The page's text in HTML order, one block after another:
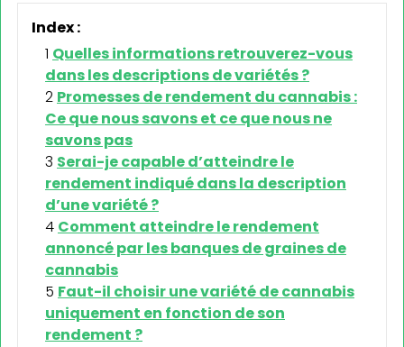
Index :
Quelles informations retrouverez-vous
dans les descriptions de variétés ?
Promesses de rendement du cannabis :
Ce que nous savons et ce que nous ne
savons pas
Serai-je capable d’atteindre le
rendement indiqué dans la description
d’une variété ?
Comment atteindre le rendement
annoncé par les banques de graines de
cannabis
Faut-il choisir une variété de cannabis
uniquement en fonction de son
rendement ?